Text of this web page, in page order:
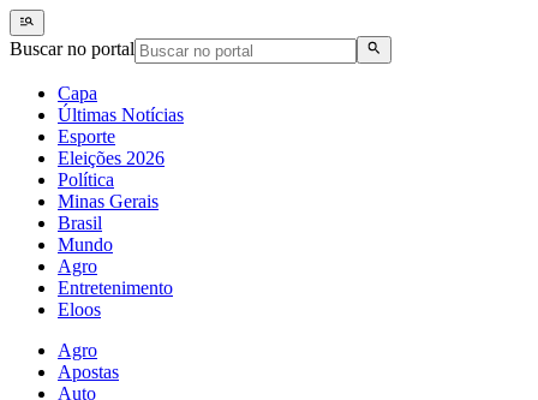
Buscar no portal
Capa
Últimas Notícias
Esporte
Eleições 2026
Política
Minas Gerais
Brasil
Mundo
Agro
Entretenimento
Eloos
Agro
Apostas
Auto